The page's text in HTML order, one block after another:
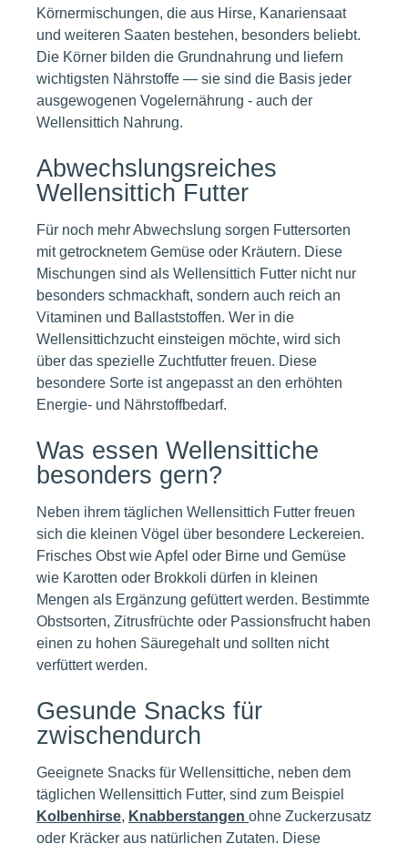
Körnermischungen, die aus Hirse, Kanariensaat
und weiteren Saaten bestehen, besonders beliebt.
Die Körner bilden die Grundnahrung und liefern
wichtigsten Nährstoffe — sie sind die Basis jeder
ausgewogenen Vogelernährung - auch der
Wellensittich Nahrung.
Abwechslungsreiches
Wellensittich Futter
Für noch mehr Abwechslung sorgen Futtersorten
mit getrocknetem Gemüse oder Kräutern. Diese
Mischungen sind als Wellensittich Futter nicht nur
besonders schmackhaft, sondern auch reich an
Vitaminen und Ballaststoffen. Wer in die
Wellensittichzucht einsteigen möchte, wird sich
über das spezielle Zuchtfutter freuen. Diese
besondere Sorte ist angepasst an den erhöhten
Energie- und Nährstoffbedarf.
Was essen Wellensittiche
besonders gern?
Neben ihrem täglichen Wellensittich Futter freuen
sich die kleinen Vögel über besondere Leckereien.
Frisches Obst wie Apfel oder Birne und Gemüse
wie Karotten oder Brokkoli dürfen in kleinen
Mengen als Ergänzung gefüttert werden. Bestimmte
Obstsorten, Zitrusfrüchte oder Passionsfrucht haben
einen zu hohen Säuregehalt und sollten nicht
verfüttert werden.
Gesunde Snacks für
zwischendurch
Geeignete Snacks für Wellensittiche, neben dem
täglichen Wellensittich Futter, sind zum Beispiel
Kolbenhirse, Knabberstangen ohne Zuckerzusatz
oder Kräcker aus natürlichen Zutaten. Diese